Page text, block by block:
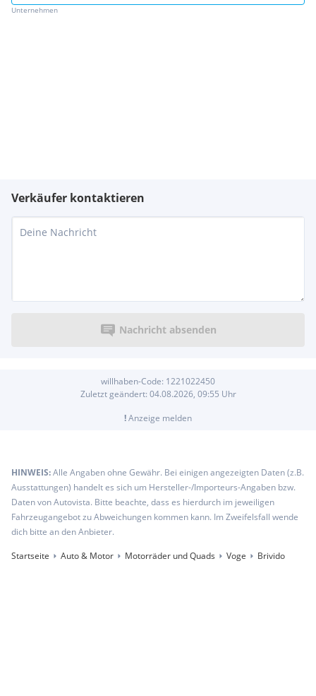
Unternehmen
Verkäufer kontaktieren
Nachricht absenden
willhaben-Code: 1221022450
Zuletzt geändert: 04.08.2026, 09:55 Uhr
!Anzeige melden
HINWEIS:Alle Angaben ohne Gewähr. Bei einigen angezeigten Daten (z.B.
Ausstattungen) handelt es sich um Hersteller-/Importeurs-Angaben bzw.
Daten von Autovista. Bitte beachte, dass es hierdurch im jeweiligen
Fahrzeugangebot zu Abweichungen kommen kann. Im Zweifelsfall wende
dich bitte an den Anbieter.
Startseite
Auto & Motor Motorräder und Quads Voge Brivido